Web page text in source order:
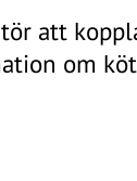
att
om